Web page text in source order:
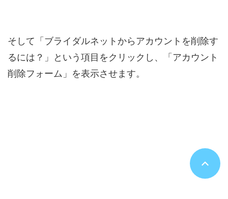
そして「ブライダルネットからアカウントを削除す
るには？」という項目をクリックし、「アカウント
削除フォーム」を表示させます。